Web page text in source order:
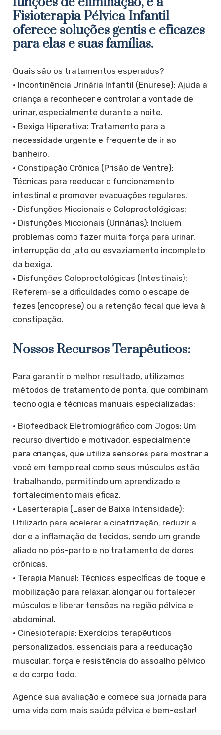
Fisioterapia Pélvica Infantil
oferece soluções gentis e eficazes
para elas e suas famílias.
​Quais são os tratamentos esperados?
​• Incontinência Urinária Infantil (Enurese): Ajuda a
criança a reconhecer e controlar a vontade de
urinar, especialmente durante a noite.
​• Bexiga Hiperativa: Tratamento para a
necessidade urgente e frequente de ir ao
banheiro.
​• Constipação Crônica (Prisão de Ventre):
Técnicas para reeducar o funcionamento
intestinal e promover evacuações regulares.
• ​Disfunções Miccionais e Coloproctológicas:
• ​Disfunções Miccionais (Urinárias): Incluem
problemas como fazer muita força para urinar,
interrupção do jato ou esvaziamento incompleto
da bexiga.
​• Disfunções Coloproctológicas (Intestinais):
Referem-se a dificuldades como o escape de
fezes (encoprese) ou a retenção fecal que leva à
constipação.
​Nossos Recursos Terapêuticos:
​Para garantir o melhor resultado, utilizamos
métodos de tratamento de ponta, que combinam
tecnologia e técnicas manuais especializadas:
​• Biofeedback Eletromiográfico com Jogos: Um
recurso divertido e motivador, especialmente
para crianças, que utiliza sensores para mostrar a
você em tempo real como seus músculos estão
trabalhando, permitindo um aprendizado e
fortalecimento mais eficaz.
• ​Laserterapia (Laser de Baixa Intensidade):
Utilizado para acelerar a cicatrização, reduzir a
dor e a inflamação de tecidos, sendo um grande
aliado no pós-parto e no tratamento de dores
crônicas.
• ​Terapia Manual: Técnicas específicas de toque e
mobilização para relaxar, alongar ou fortalecer
músculos e liberar tensões na região pélvica e
abdominal.
​• Cinesioterapia: Exercícios terapêuticos
personalizados, essenciais para a reeducação
muscular, força e resistência do assoalho pélvico
e do corpo todo.
​Agende sua avaliação e comece sua jornada para
uma vida com mais saúde pélvica e bem-estar!